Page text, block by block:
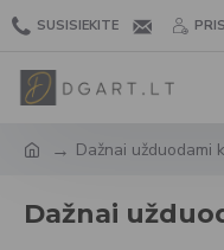
SUSISIEKITE
Dažnai užduodami
Dažnai